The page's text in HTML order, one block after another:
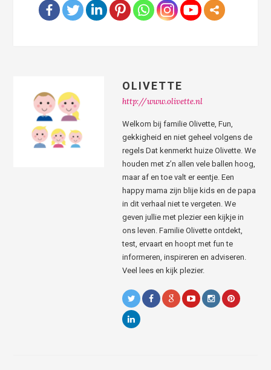
OLIVETTE
http://www.olivette.nl
Welkom bij familie Olivette, Fun,
gekkigheid en niet geheel volgens de
regels Dat kenmerkt huize Olivette. We
houden met z’n allen vele ballen hoog,
maar af en toe valt er eentje. Een
happy mama zijn blije kids en de papa
in dit verhaal niet te vergeten. We
geven jullie met plezier een kijkje in
ons leven. Familie Olivette ontdekt,
test, ervaart en hoopt met fun te
informeren, inspireren en adviseren.
Veel lees en kijk plezier.